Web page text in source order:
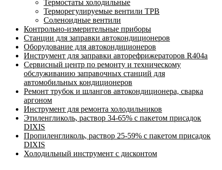
Термостаты холодильные
Терморегулируемые вентили ТРВ
Соленоидные вентили
Контрольно-измерительные приборы
Станции для заправки автокондиционеров
Оборудование для автокондиционеров
Инструмент для заправки авторефрижераторов R404a
Сервисный центр по ремонту и техническому
обслуживанию заправочных станций для
автомобильных кондиционеров
Ремонт трубок и шлангов автокондиционера, сварка
аргоном
Инструмент для ремонта холодильников
Этиленгликоль, раствор 34-65% с пакетом присадок
DIXIS
Пропиленгликоль, раствор 25-59% с пакетом присадок
DIXIS
Холодильный инструмент с дисконтом